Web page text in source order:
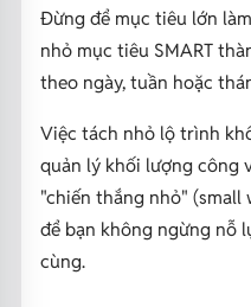
Đừng để mục tiêu lớn
nhỏ mục tiêu SMART
theo ngày, tuần hoặc
Việc tách nhỏ lộ trình
quản lý khối lượng công
"chiến thắng nhỏ" (small
để bạn không ngừng nỗ
cùng.